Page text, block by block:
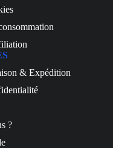
& Expédition
?